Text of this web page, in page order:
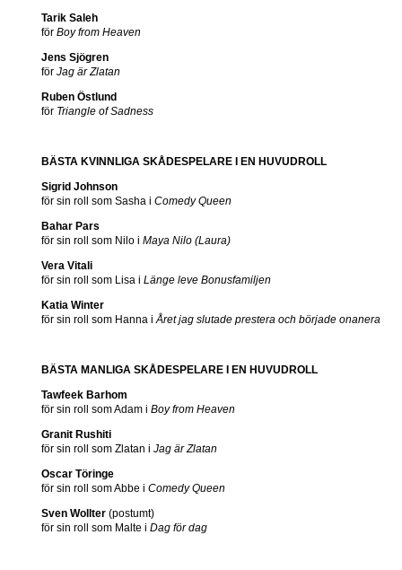
Tarik Saleh
för Boy from Heaven
Jens Sjögren
för Jag är Zlatan
Ruben Östlund
för Triangle of Sadness
BÄSTA KVINNLIGA SKÅDESPELARE I EN HUVUDROLL
Sigrid Johnson
för sin roll som Sasha i Comedy Queen
Bahar Pars
för sin roll som Nilo i Maya Nilo (Laura)
Vera Vitali
för sin roll som Lisa i Länge leve Bonusfamiljen
Katia Winter
för sin roll som Hanna i Året jag slutade prestera och började onanera
BÄSTA MANLIGA SKÅDESPELARE I EN HUVUDROLL
Tawfeek Barhom
för sin roll som Adam i Boy from Heaven
Granit Rushiti
för sin roll som Zlatan i Jag är Zlatan
Oscar Töringe
för sin roll som Abbe i Comedy Queen
Sven Wollter(postumt)
för sin roll som Malte i Dag för dag